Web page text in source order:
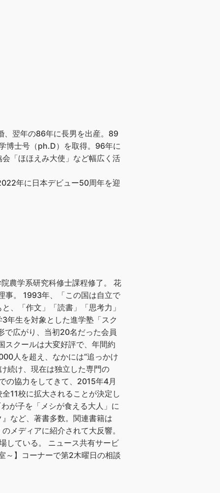
、翌年の86年に長男を出産。89
博士号（ph.D）を取得。96年に
「ほほえみ大使」など幅広く活
年に日本デビュー50周年を迎
農学系研究科修士課程修了。 花
事。 1993年、「この国は自立で
、「作文」「読書」「思考力」
年生を対象とした進学塾「スク
で広がり、当初20名だった会員
クールは大変好評で、年間約
人を超え、なかには“追っかけ
続け、現在は独立した専門の
の協力をしてきて、2015年4月
11校に拡大されることが決定し
が子を「メシが食える大人」に
など、著書多数。関連書籍は
メディアに紹介されて大反響。
している。 ニュース共有サービ
～】コーナーで第2木曜日の相談